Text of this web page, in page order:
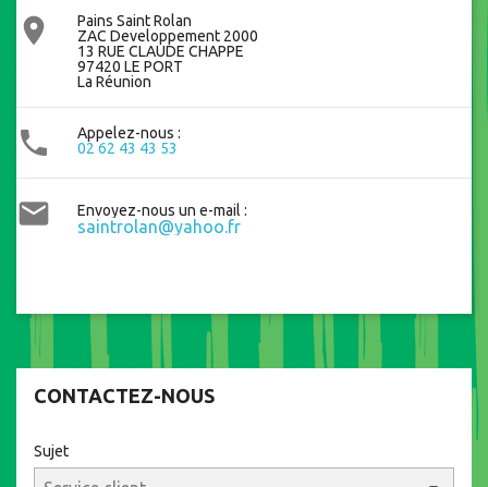

Pains Saint Rolan
ZAC Developpement 2000
13 RUE CLAUDE CHAPPE
97420 LE PORT
La Réunion

Appelez-nous :
02 62 43 43 53
 Envoyez-nous un e-mail :
saintrolan@yahoo.fr
CONTACTEZ-NOUS
Sujet